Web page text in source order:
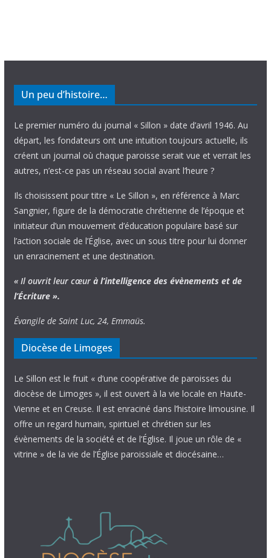
Un peu d’histoire…
Le premier numéro du journal « Sillon » date d’avril 1946. Au
départ, les fondateurs ont une intuition toujours actuelle, ils
créent un journal où chaque paroisse serait vue et verrait les
autres, n’est-ce pas un réseau social avant l’heure ?
Ils choisissent pour titre « Le Sillon », en référence à Marc
Sangnier, figure de la démocratie chrétienne de l’époque et
initiateur d’un mouvement d’éducation populaire basé sur
l’action sociale de l’Église, avec un sous titre pour lui donner
un enracinement et une destination.
« Il ouvrit leur cœur à l’intelligence des évènements et de
l’Écriture ».
Évangile de Saint Luc, 24, Emmaüs.
Diocèse de Limoges
Le Sillon est le fruit « d’une coopérative de paroisses du
diocèse de Limoges », il est ouvert à la vie locale en Haute-
Vienne et en Creuse. Il est enraciné dans l’histoire limousine. Il
offre un regard humain, spirituel et chrétien sur les
évènements de la société et de l’Église. Il joue un rôle de «
vitrine » de la vie de l’Église paroissiale et diocésaine…